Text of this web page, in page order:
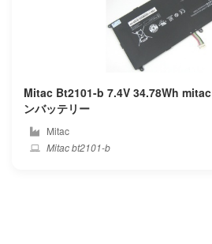
Livefan
Machenike
Mitac Bt2101-b 7.4V 34.78Wh mitac PC 純正 ノートパソコ
ンバッテリー
Mitac
Mitac bt2101-b